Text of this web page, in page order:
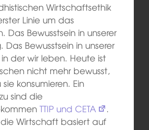
Wirtschaftsethik
Linie um das
Das Bewusstsein in unserer
Das Bewusstsein in unserer
der wir leben. Heute ist
nicht mehr bewusst,
konsumieren. Ein
sind die
TTIP und CETA
.
die Wirtschaft basiert auf